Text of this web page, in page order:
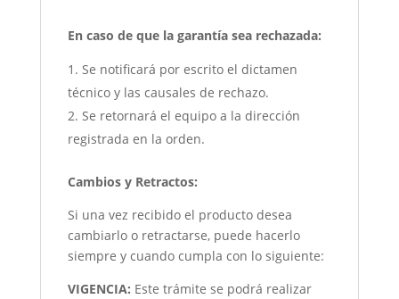
En caso de que la garantía sea rechazada:
Se notificará por escrito el dictamen
técnico y las causales de rechazo.
Se retornará el equipo a la dirección
registrada en la orden.
Cambios y Retractos:
Si una vez recibido el producto desea
cambiarlo o retractarse, puede hacerlo
siempre y cuando cumpla con lo siguiente:
VIGENCIA: Este trámite se podrá realizar